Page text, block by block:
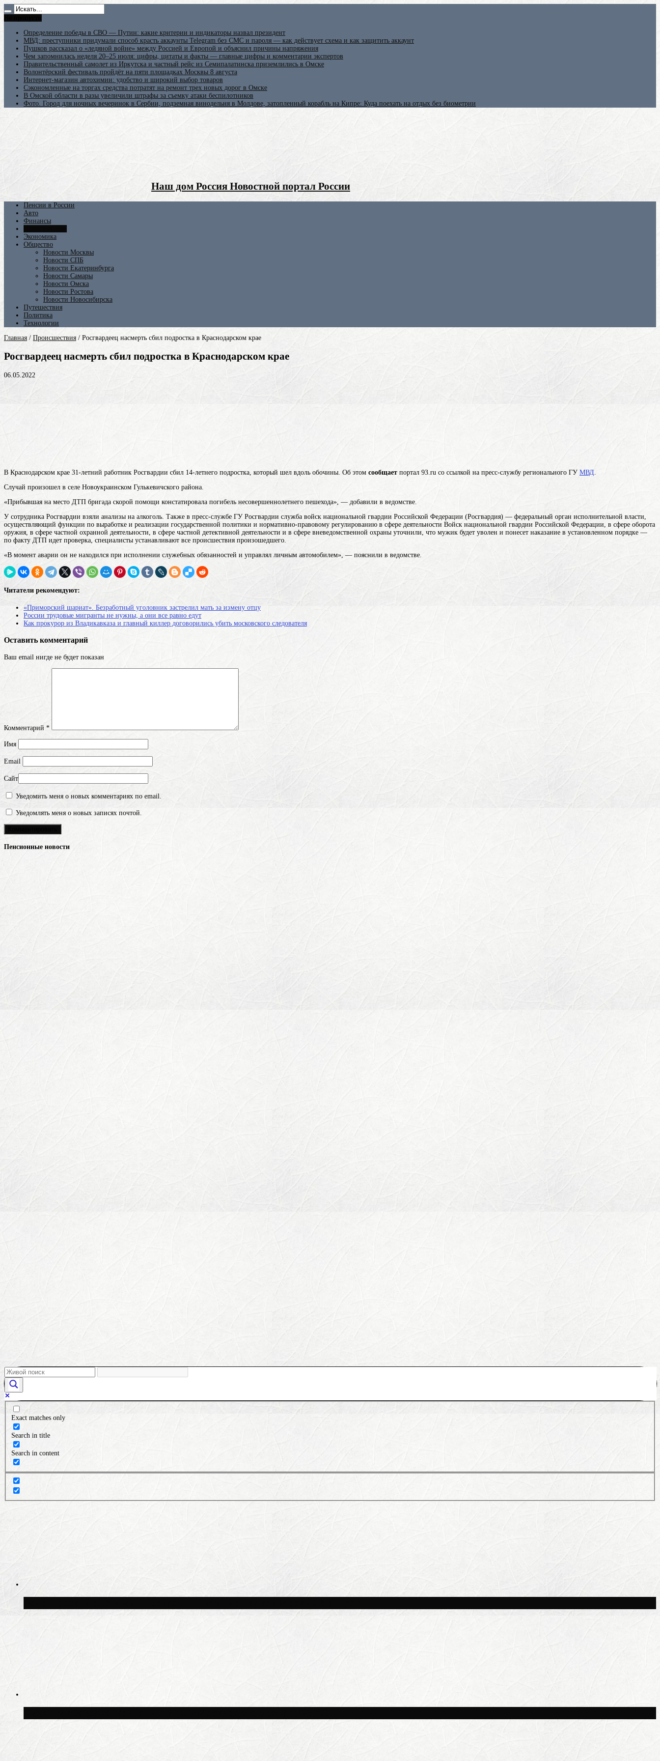
Определение победы в СВО — Путин: какие критерии и индикаторы назвал президент
МВД: преступники придумали способ красть аккаунты Telegram без СМС и пароля — как действует схема и как защитить аккаунт
Пушков рассказал о «ледяной войне» между Россией и Европой и объяснил причины напряжения
Чем запомнилась неделя 20–25 июля: цифры, цитаты и факты — главные цифры и комментарии экспертов
Правительственный самолет из Иркутска и частный рейс из Семипалатинска приземлились в Омске
Волонтёрский фестиваль пройдёт на пяти площадках Москвы 8 августа
Интернет-магазин автохимии: удобство и широкий выбор товаров
Сэкономленные на торгах средства потратят на ремонт трех новых дорог в Омске
В Омской области в разы увеличили штрафы за съемку атаки беспилотников
Фото. Город для ночных вечеринок в Сербии, подземная винодельня в Молдове, затопленный корабль на Кипре: Куда поехать на отдых без биометрии
Наш дом Россия Новостной портал России
Пенсии в России
Авто
Финансы
Экономика
Общество
Новости Москвы
Новости СПБ
Новости Екатеринбурга
Новости Самары
Новости Омска
Новости Ростова
Новости Новосибирска
Путешествия
Политика
Технологии
Главная / Происшествия / Росгвардеец насмерть сбил подростка в Краснодарском крае
Росгвардеец насмерть сбил подростка в Краснодарском крае
06.05.2022
В Краснодарском крае 31-летний работник Росгвардии сбил 14-летнего подростка, который шел вдоль обочины. Об этом сообщает портал 93.ru со ссылкой на пресс-службу регионального ГУ МВД
Случай произошел в селе Новоукраинском Гулькевичского района.
«Прибывшая на место ДТП бригада скорой помощи констатировала погибель несовершеннолетнего пешехода», — добавили в ведомстве.
У сотрудника Росгвардии взяли анализы на алкоголь. Также в пресс-службе ГУ Росгвардии служба войск национальной гвардии Российской Федерации (Росгвардия) — федеральный орган исполнительной власти,
осуществляющий функции по выработке и реализации государственной политики и нормативно-правовому регулированию в сфере деятельности Войск национальной гвардии Российской Федерации, в сфере оборота
оружия, в сфере частной охранной деятельности, в сфере частной детективной деятельности и в сфере вневедомственной охраны уточнили, что мужик будет уволен и понесет наказание в установленном порядке —
по факту ДТП идет проверка, специалисты устанавливают все происшествия произошедшего.
«В момент аварии он не находился при исполнении служебных обязанностей и управлял личным автомобилем», — пояснили в ведомстве.
Читатели рекомендуют:
«Приморский шариат». Безработный уголовник застрелил мать за измену отцу
России трудовые мигранты не нужны, а они все равно едут
Как прокурор из Владикавказа и главный киллер договорились убить московского следователя
Оставить комментарий
Ваш email нигде не будет показан
Комментарий *
Имя
Email
Сайт
Уведомить меня о новых комментариях по email.
Уведомлять меня о новых записях почтой.
Пенсионные новости
Exact matches only
Search in title
Search in content